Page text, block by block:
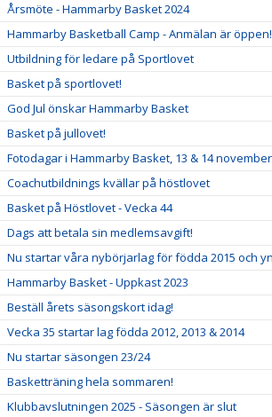
Årsmöte - Hammarby Basket 2024
Hammarby Basketball Camp - Anmälan är öppen!
Utbildning för ledare på Sportlovet
Basket på sportlovet!
God Jul önskar Hammarby Basket
Basket på jullovet!
Fotodagar i Hammarby Basket, 13 & 14 november
Coachutbildnings kvällar på höstlovet
Basket på Höstlovet - Vecka 44
Dags att betala sin medlemsavgift!
Nu startar våra nybörjarlag för födda 2015 och
Hammarby Basket - Uppkast 2023
Beställ årets säsongskort idag!
Vecka 35 startar lag födda 2012, 2013 & 2014
Nu startar säsongen 23/24
Basketträning hela sommaren!
Klubbavslutningen 2025 - Säsongen är slut